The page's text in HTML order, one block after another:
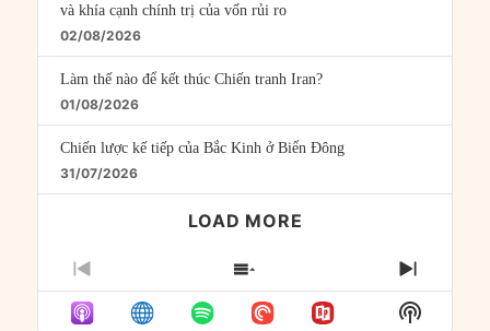
và khía cạnh chính trị của vốn rủi ro
02/08/2026
Làm thế nào để kết thúc Chiến tranh Iran?
01/08/2026
Chiến lược kế tiếp của Bắc Kinh ở Biển Đông
31/07/2026
LOAD MORE
PREVIOUS
EPISODE
SHOW
EPISODES
LIST
NEXT
Show